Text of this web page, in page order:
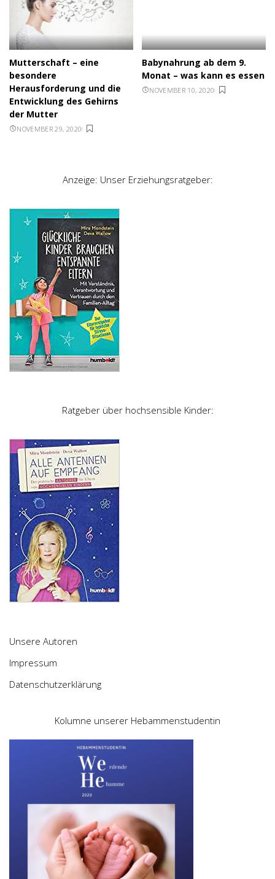
Mutterschaft – eine
besondere
Herausforderung und die
Entwicklung des Gehirns
der Mutter
NOVEMBER 29, 2020
Babynahrung ab dem 9.
Monat – was kann es essen
NOVEMBER 10, 2020
Anzeige: Unser Erziehungsratgeber:
Ratgeber über hochsensible Kinder:
Unsere Autoren
Impressum
Datenschutzerklärung
Kolumne unserer Hebammenstudentin